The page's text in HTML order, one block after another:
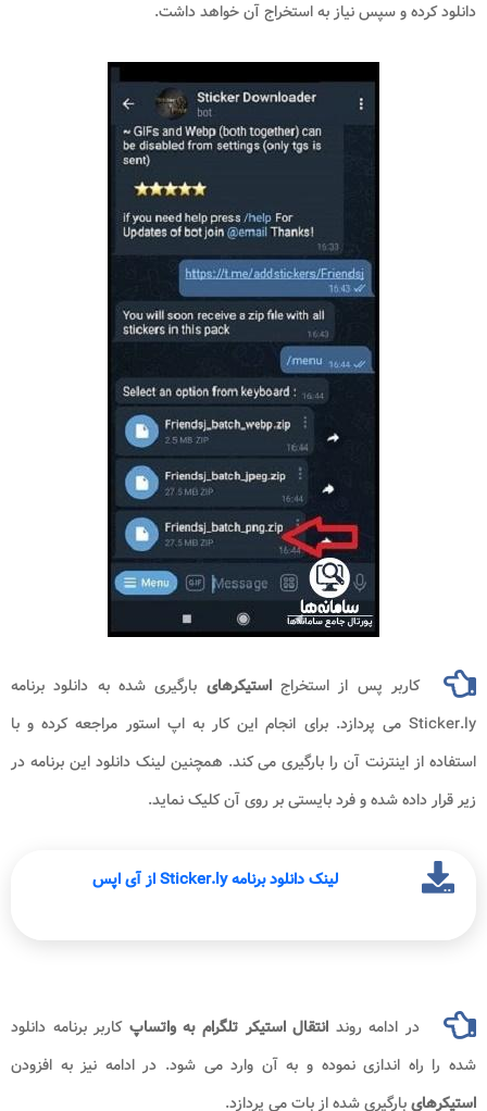
دانلود کرده و سپس نیاز به استخراج آن خواهد داشت.
کاربر پس از استخراجاستیکرهای بارگیری شده به دانلود برنامه
Sticker.ly می پردازد. برای انجام این کار به اپ استور مراجعه کرده و با
استفاده از اینترنت آن را بارگیری می کند. همچنین لینک دانلود این برنامه در
زیر قرار داده شده و فرد بایستی بر روی آن کلیک نماید.
لینک دانلود برنامه Sticker.ly از آی اپس
در ادامه روند انتقال استیکر تلگرام به واتساپ کاربر برنامه دانلود
شده را راه اندازی نموده و به آن وارد می شود. در ادامه نیز به افزودن
استیکرهایبارگیری شده از بات می پردازد.